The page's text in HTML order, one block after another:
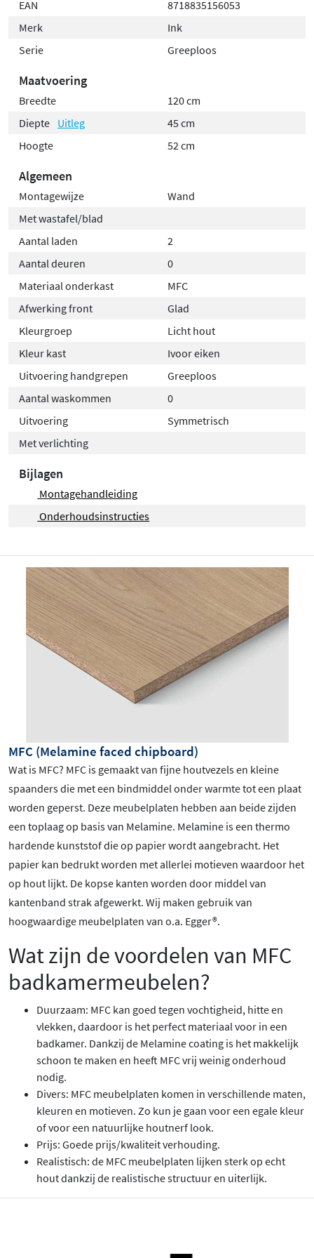
Krassen in gelakte oppervlakken maken het materiaal
gevoeliger voor vocht; extra voorzichtigheid is dan
EAN
8718835156053
Merk
Ink
Serie
Greeploos
Maatvoering
Breedte
120 cm
Diepte Uitleg
45 cm
Hoogte
52 cm
Algemeen
Montagewijze
Wand
Met wastafel/blad
Aantal laden
2
Aantal deuren
0
Materiaal onderkast
MFC
Afwerking front
Glad
Kleurgroep
Licht hout
Kleur kast
Ivoor eiken
Uitvoering handgrepen
Greeploos
Aantal waskommen
0
Uitvoering
Symmetrisch
Met verlichting
Bijlagen
Montagehandleiding
Onderhoudsinstructies
MFC (Melamine faced chipboard)
Wat is MFC? MFC is gemaakt van fijne houtvezels en kleine
spaanders die met een bindmiddel onder warmte tot een plaat
worden geperst. Deze meubelplaten hebben aan beide zijden
een toplaag op basis van Melamine. Melamine is een thermo
hardende kunststof die op papier wordt aangebracht. Het
papier kan bedrukt worden met allerlei motieven waardoor het
op hout lijkt. De kopse kanten worden door middel van
kantenband strak afgewerkt. Wij maken gebruik van
hoogwaardige meubelplaten van o.a. Egger®.
Wat zijn de voordelen van MFC
badkamermeubelen?
Duurzaam: MFC kan goed tegen vochtigheid, hitte en
vlekken, daardoor is het perfect materiaal voor in een
badkamer. Dankzij de Melamine coating is het makkelijk
schoon te maken en heeft MFC vrij weinig onderhoud
nodig.
Divers: MFC meubelplaten komen in verschillende maten,
kleuren en motieven. Zo kun je gaan voor een egale kleur
of voor een natuurlijke houtnerf look.
Prijs: Goede prijs/kwaliteit verhouding.
Realistisch: de MFC meubelplaten lijken sterk op echt
hout dankzij de realistische structuur en uiterlijk.